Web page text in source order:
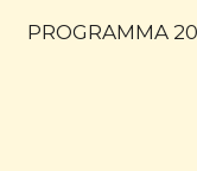
PROGRAMMA